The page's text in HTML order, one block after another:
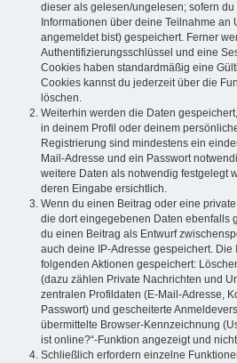
dieser als gelesen/ungelesen; sofern
Informationen über deine Teilnahme an
angemeldet bist) gespeichert. Ferner
Authentifizierungsschlüssel und eine
Cookies haben standardmäßig eine
Cookies kannst du jederzeit über die
löschen.
Weiterhin werden die Daten
in deinem Profil oder deinem
Registrierung sind mindestens ein
Mail-Adresse und ein Passwort
weitere Daten als notwendig festgelegt
deren Eingabe ersichtlich.
Wenn du einen Beitrag oder eine
die dort eingegebenen Daten ebenfalls
du einen Beitrag als Entwurf
auch deine IP-Adresse gespeichert.
folgenden Aktionen gespeichert:
(dazu zählen Private Nachrichten und
zentralen Profildaten (E-Mail-Adresse,
Passwort) und gescheiterte
übermittelte Browser-Kennzeichnung
ist online?“-Funktion angezeigt und
Schließlich erfordern einzelne